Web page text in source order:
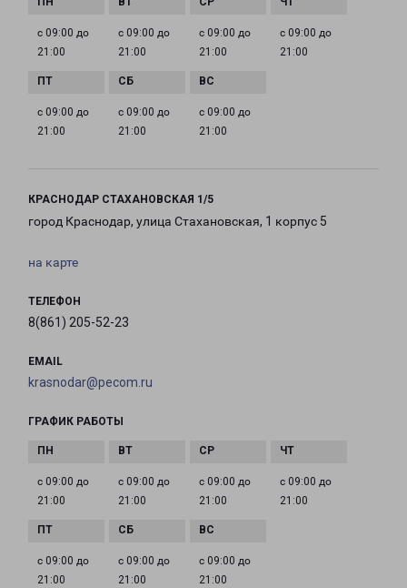
с 09:00 до
21:00
с 09:00 до
21:00
с 09:00 до
21:00
с 09:00 до
21:00
с 09:00 до
21:00
с 09:00 до
21:00
с 09:00 до
21:00
КРАСНОДАР СТАХАНОВСКАЯ 1/5
город Краснодар, улица Стахановская, 1 корпус 5
на карте
ТЕЛЕФОН
8(861) 205-52-23
EMAIL
krasnodar@pecom.ru
ГРАФИК РАБОТЫ
с 09:00 до
21:00
с 09:00 до
21:00
с 09:00 до
21:00
с 09:00 до
21:00
с 09:00 до
21:00
с 09:00 до
21:00
с 09:00 до
21:00